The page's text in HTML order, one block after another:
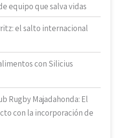
equipo que salva vidas
el salto internacional
con Silicius
Rugby Majadahonda: El
con la incorporación de